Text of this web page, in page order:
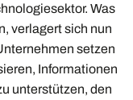
Was
verlagert sich nun
setzen
Informationen
unterstützen, den